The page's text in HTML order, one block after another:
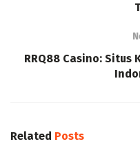
RRQ88 Casino: Situs
Related Posts